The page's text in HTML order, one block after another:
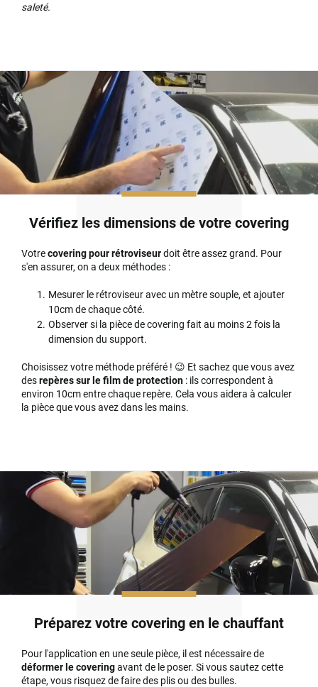
saleté.
Vérifiez les dimensions de votre covering
Votrecovering pour rétroviseurdoit être assez grand. Pour
s'en assurer, on a deux méthodes :
Mesurer le rétroviseur avec un mètre souple, et ajouter
10cm de chaque côté.
Observer si la pièce de covering fait au moins 2 fois la
dimension du support.
Choisissez votre méthode préféré ! 😉 Et sachez que vous avez
desrepères sur le film de protection : ils correspondent à
environ 10cm entre chaque repère. Cela vous aidera à calculer
la pièce que vous avez dans les mains.
Préparez votre covering en le chauffant
Pour l'application en une seule pièce, il est nécessaire de
déformer le coveringavant de le poser. Si vous sautez cette
étape, vous risquez de faire des plis ou des bulles.